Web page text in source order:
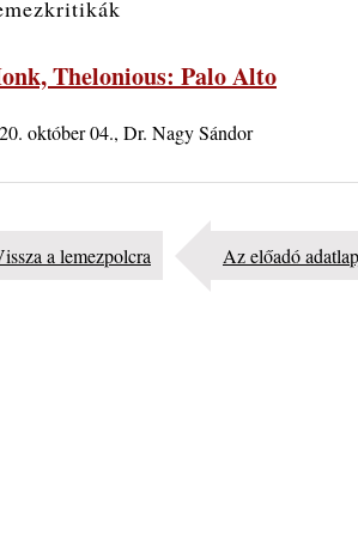
Group feat. Kertész Erika "New Visions"
koncert
augusztus 07.
rock albumok 1985-ből - Issei Noro „Sweet
rock albumok 1984-ből - John Scofield
Thelonious: Palo Alto
október 04., Dr. Nagy Sándor
a lemezpolcra Az előadó